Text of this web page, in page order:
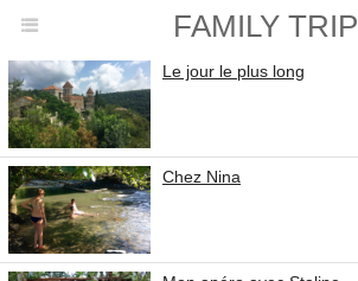
FAMILY TRIP
Le jour le plus long
Chez Nina